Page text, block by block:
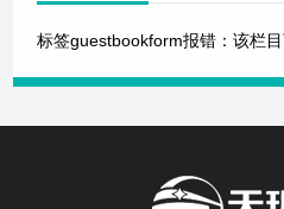
标签guestbookform报错：该栏目